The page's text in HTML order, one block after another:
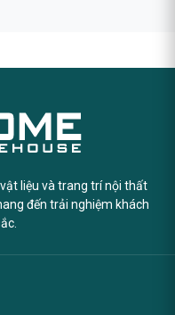
liệu và trang trí nội thất
đến trải nghiệm khách